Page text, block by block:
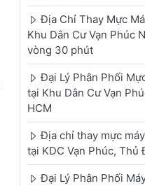
Địa Chỉ Thay Mực
Khu Dân Cư Vạn Phúc
vòng 30 phút
Đại Lý Phân Phối
tại Khu Dân Cư Vạn
HCM
Địa chỉ thay mực
tại KDC Vạn Phúc, Thủ
Đại Lý Phân Phối